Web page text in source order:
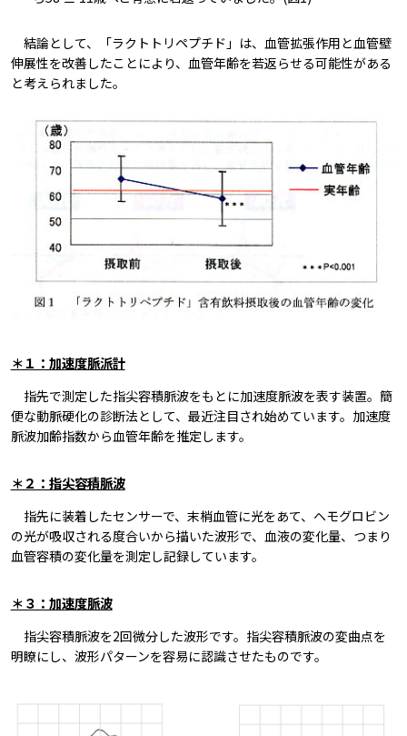
結論として、「ラクトトリペプチド」は、血管拡張作用と血管壁
伸展性を改善したことにより、血管年齢を若返らせる可能性がある
と考えられました。
＊１：加速度脈派計
指先で測定した指尖容積脈波をもとに加速度脈波を表す装置。簡
便な動脈硬化の診断法として、最近注目され始めています。加速度
脈波加齢指数から血管年齢を推定します。
＊２：指尖容積脈波
指先に装着したセンサーで、末梢血管に光をあて、ヘモグロビン
の光が吸収される度合いから描いた波形で、血液の変化量、つまり
血管容積の変化量を測定し記録しています。
＊３：加速度脈波
指尖容積脈波を2回微分した波形です。指尖容積脈波の変曲点を
明瞭にし、波形パターンを容易に認識させたものです。